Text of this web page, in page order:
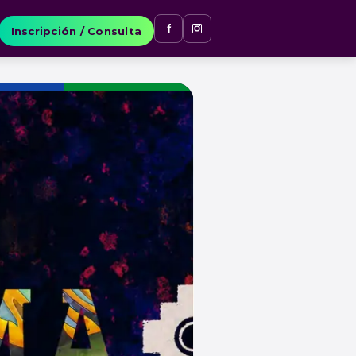
Inscripción / Consulta